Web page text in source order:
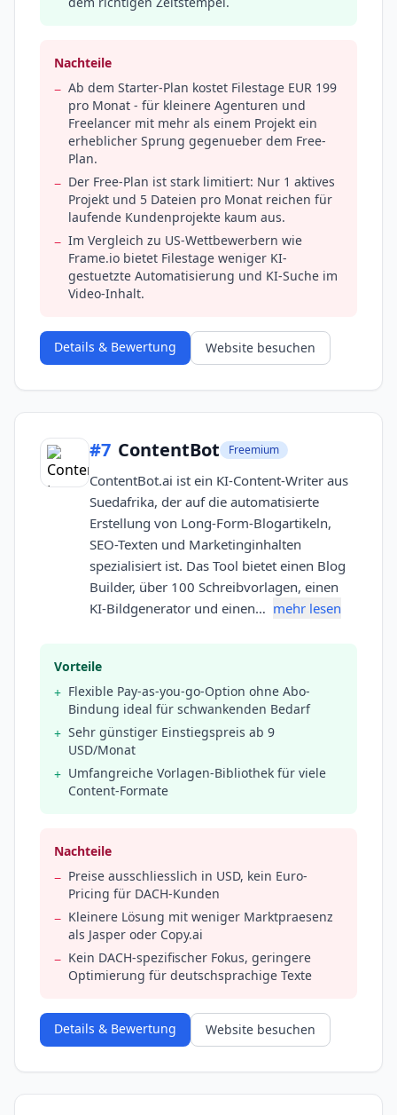
Nachteile
− Ab dem Starter-Plan kostet Filestage EUR 199
pro Monat - für kleinere Agenturen und
Freelancer mit mehr als einem Projekt ein
erheblicher Sprung gegenueber dem Free-
Plan.
− Der Free-Plan ist stark limitiert: Nur 1 aktives
Projekt und 5 Dateien pro Monat reichen für
laufende Kundenprojekte kaum aus.
− Im Vergleich zu US-Wettbewerbern wie
Frame.io bietet Filestage weniger KI-
gestuetzte Automatisierung und KI-Suche im
Video-Inhalt.
Details & Bewertung Website besuchen
#7 ContentBot Freemium
ContentBot.ai ist ein KI-Content-Writer aus
Suedafrika, der auf die automatisierte
Erstellung von Long-Form-Blogartikeln,
SEO-Texten und Marketinginhalten
spezialisiert ist. Das Tool bietet einen Blog
Builder, über 100 Schreibvorlagen, einen
KI-Bildgenerator und einen… mehr lesen
Vorteile
+ Flexible Pay-as-you-go-Option ohne Abo-
Bindung ideal für schwankenden Bedarf
+ Sehr günstiger Einstiegspreis ab 9
USD/Monat
+ Umfangreiche Vorlagen-Bibliothek für viele
Content-Formate
Nachteile
− Preise ausschliesslich in USD, kein Euro-
Pricing für DACH-Kunden
− Kleinere Lösung mit weniger Marktpraesenz
als Jasper oder Copy.ai
− Kein DACH-spezifischer Fokus, geringere
Optimierung für deutschsprachige Texte
Details & Bewertung Website besuchen